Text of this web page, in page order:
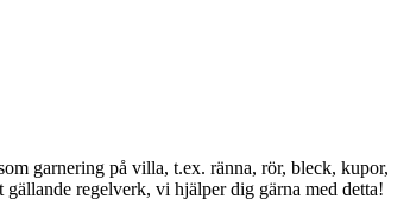
garnering på villa, t.ex. ränna, rör, bleck, kupor,
regelverk, vi hjälper dig gärna med detta!